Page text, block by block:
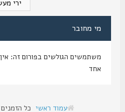
מי מחובר
משתמשים הגולשים בפורום זה: אין
עמוד ראשי כל הזמנים הם UTC + 2 שעות